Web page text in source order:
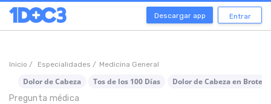
Descargar app Entrar
Inicio / Especialidades / Medicina General
Dolor de Cabeza Tos de los 100 Días
Dolor de Cabeza en Brotes
Pregunta médica